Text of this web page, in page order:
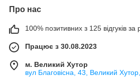
Про нас
100% позитивних з 125 відгуків за
Працює з 30.08.2023
м. Великий Хутор
вул Благовісна, 43, Великий